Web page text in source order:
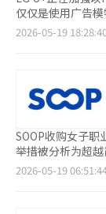
最近投资频道‘
等也加入，使参
转换过程中应用了
格鲁斯。正式服
功能，以实现盈
明了内容质量和
发布，将全面扩
工智能（AI）系
仅仅是使用广告
店，加速与MZ世代客户的接触。 LG
和音乐视频素材
店、U+one应用
同。以往通信公
则转向基于粉丝
特别是LG U+将
特，专注于加强与
2026-05-19
SOOP收购女子
举措被分析为超
和直播内容的平台型体育商业模
2026-05-19